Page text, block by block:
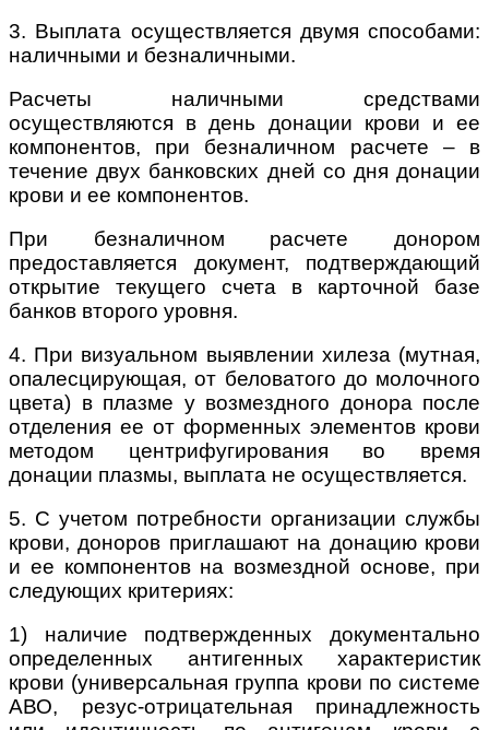
3. Выплата осуществляется двумя способами:
наличными и безналичными.
Расчеты наличными средствами
осуществляются в день донации крови и ее
компонентов, при безналичном расчете – в
течение двух банковских дней со дня донации
крови и ее компонентов.
При безналичном расчете донором
предоставляется документ, подтверждающий
открытие текущего счета в карточной базе
банков второго уровня.
4. При визуальном выявлении хилеза (мутная,
опалесцирующая, от беловатого до молочного
цвета) в плазме у возмездного донора после
отделения ее от форменных элементов крови
методом центрифугирования во время
донации плазмы, выплата не осуществляется.
5. С учетом потребности организации службы
крови, доноров приглашают на донацию крови
и ее компонентов на возмездной основе, при
следующих критериях:
1) наличие подтвержденных документально
определенных антигенных характеристик
крови (универсальная группа крови по системе
АВО, резус-отрицательная принадлежность